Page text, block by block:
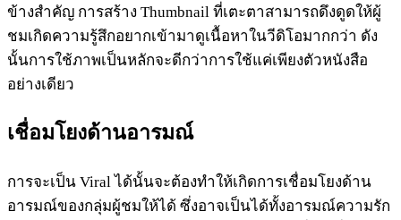
ข้างสำคัญ การสร้าง Thumbnail ที่เตะตาสามารถดึงดูดให้ผู้
ชมเกิดความรู้สึกอยากเข้ามาดูเนื้อหาในวีดิโอมากกว่า ดัง
นั้นการใช้ภาพเป็นหลักจะดีกว่าการใช้แค่เพียงตัวหนังสือ
อย่างเดียว
เชื่อมโยงด้านอารมณ์
การจะเป็น Viral ได้นั้นจะต้องทำให้เกิดการเชื่อมโยงด้าน
อารมณ์ของกลุ่มผู้ชมให้ได้ ซึ่งอาจเป็นได้ทั้งอารมณ์ความรัก